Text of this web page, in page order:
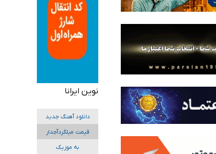
نوین ایرانا
دانلود آهنگ جدید
قیمت میلگردآجدار
به موزیک